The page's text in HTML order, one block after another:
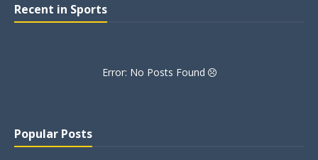
Recent in Sports
Error: No Posts Found
Popular Posts